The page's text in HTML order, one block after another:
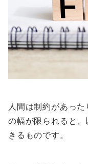
人間は制約があっ
の幅が限られると
きるものです。